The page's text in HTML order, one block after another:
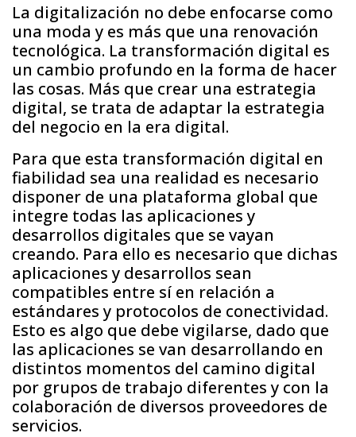
La digitalización no debe enfocarse como
una moda y es más que una renovación
tecnológica. La transformación digital es
un cambio profundo en la forma de hacer
las cosas. Más que crear una estrategia
digital, se trata de adaptar la estrategia
del negocio en la era digital.
Para que esta transformación digital en
fiabilidad sea una realidad es necesario
disponer de una plataforma global que
integre todas las aplicaciones y
desarrollos digitales que se vayan
creando. Para ello es necesario que dichas
aplicaciones y desarrollos sean
compatibles entre sí en relación a
estándares y protocolos de conectividad.
Esto es algo que debe vigilarse, dado que
las aplicaciones se van desarrollando en
distintos momentos del camino digital
por grupos de trabajo diferentes y con la
colaboración de diversos proveedores de
servicios.